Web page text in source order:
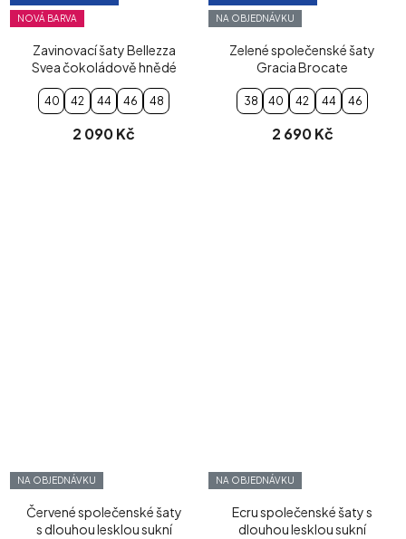
NOVÁ BARVA
Zavinovací šaty Bellezza
Svea čokoládově hnědé
40 42 44 46 48
2 090 Kč
NA OBJEDNÁVKU
Zelené společenské šaty
Gracia Brocate
38 40 42 44 46
2 690 Kč
NA OBJEDNÁVKU
Červené společenské šaty
s dlouhou lesklou sukní
NA OBJEDNÁVKU
Ecru společenské šaty s
dlouhou lesklou sukní